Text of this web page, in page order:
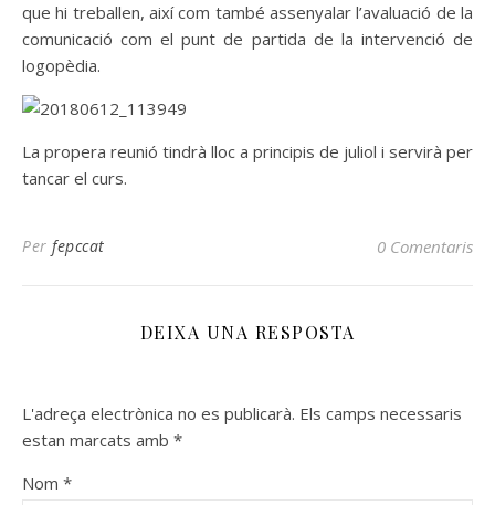
que hi treballen, així com també assenyalar l’avaluació de la
comunicació com el punt de partida de la intervenció de
logopèdia.
La propera reunió tindrà lloc a principis de juliol i servirà per
tancar el curs.
Per fepccat 0 Comentaris
DEIXA UNA RESPOSTA
L'adreça electrònica no es publicarà. Els camps necessaris
estan marcats amb *
Nom *